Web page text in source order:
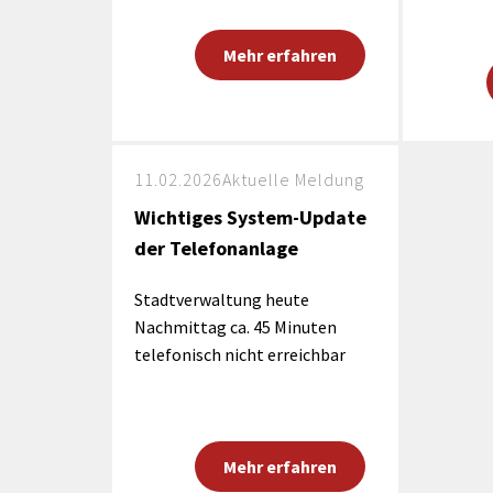
Mehr erfahren
11.02.2026Aktuelle Meldung
Wichtiges System-Update
der Telefonanlage
Stadtverwaltung heute
Nachmittag ca. 45 Minuten
telefonisch nicht erreichbar
Mehr erfahren